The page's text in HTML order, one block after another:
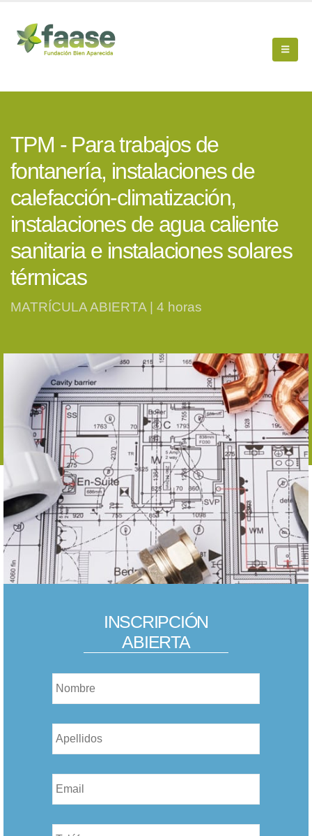
TPM - Para trabajos de
fontanería, instalaciones de
calefacción-climatización,
instalaciones de agua caliente
sanitaria e instalaciones solares
térmicas
MATRÍCULA ABIERTA | 4 horas
INSCRIPCIÓN
ABIERTA
Nombre *
Nombre *
Email *
Teléfono *